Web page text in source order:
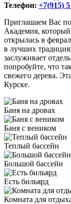
Телефон: +7(915)
Приглашаем Вас
Академия,
открылась в
в лучших
заслуживает
попробуйте, что
свежего дерева.
Курске.
Баня на дровах
Баня с веником
Теплый бассейн
Большой бассейн
Есть бильярд
Комната для